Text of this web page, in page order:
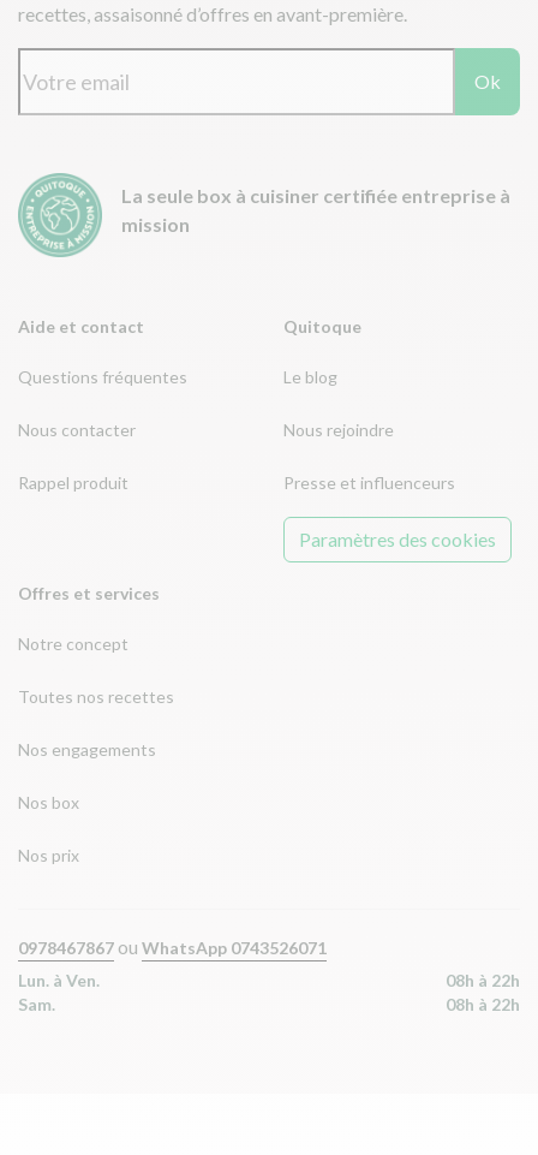
Aide et contact
Questions fréquentes
Nous contacter
Rappel produit
Offres et services
Notre concept
Toutes nos recettes
Nos engagements
Nos box
Nos prix
Quitoque
Le blog
Nous rejoindre
Presse et influenceurs
Paramètres des cookies
recettes, assaisonné d’offres en avant-première.
Ok
La seule box à cuisiner certifiée entreprise à
mission
0978467867 ou WhatsApp 0743526071
Lun. à Ven.
08h à 22h
Sam.
08h à 22h